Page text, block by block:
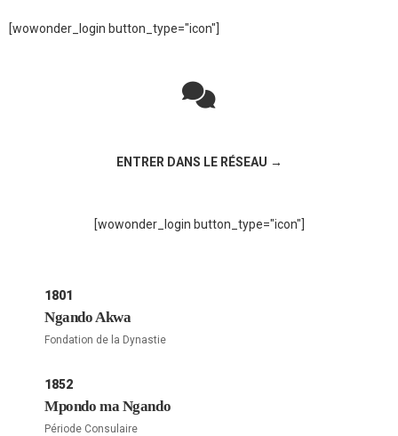
[wowonder_login button_type="icon"]
ENTRER DANS LE RÉSEAU →
[wowonder_login button_type="icon"]
1801
Ngando Akwa
Fondation de la Dynastie
1852
Mpondo ma Ngando
Période Consulaire